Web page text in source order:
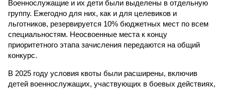
Военнослужащие и их дети были выделены в отдельную
группу. Ежегодно для них, как и для целевиков и
льготников, резервируется 10% бюджетных мест по всем
специальностям. Неосвоенные места к концу
приоритетного этапа зачисления передаются на общий
конкурс.
В 2025 году условия квоты были расширены, включив
детей военнослужащих, участвующих в боевых действиях,